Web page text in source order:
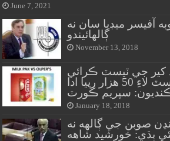
June 7, 2021
آفيسر ميڊيا سان نه
ڳالهائيندو
November 13, 2018
کير جي ٽيسٽ ڪرائي
وڃي،ڪمپنيون ٽيسٽ لاءِ 50 هزار رپيا ادا
سپريم ڪورٽ
January 18, 2018
صوبن جي ڳالهه نه
ٻڌي: خورشيد شاهه